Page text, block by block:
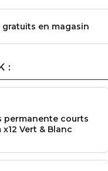
en magasin
:
permanente courts
Vert & Blanc